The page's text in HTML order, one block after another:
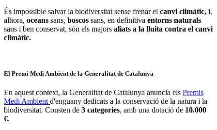
És impossible salvar la biodiversitat sense frenar el canvi climàtic, i,
alhora, oceans sans, boscos sans, en definitiva entorns naturals
sans i ben conservat, són els majors aliats a la lluita contra el canvi
climàtic.
El Premi Medi Ambient de la Generalitat de Catalunya
En aquest context, la Generalitat de Catalunya anuncia els Premis
Medi Ambient d'enguany dedicats a la conservació de la natura i la
biodiversitat. Consten de 3 categories, amb una dotació de 10.000
€.